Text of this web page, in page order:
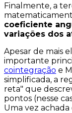
Finalmente, a
coeficiente
variações dos
Apesar de mais
importante
cointegração e
simplificada, a
reta" que
pontos (nesse
Uma vez